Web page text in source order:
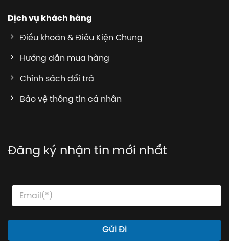
Dịch vụ khách hàng
Điều khoản & Điều Kiện Chung
Hướng dẫn mua hàng
Chính sách đổi trả
Bảo vệ thông tin cá nhân
Đăng ký nhận tin mới nhất
l
l
E
a
i
Gửi Đi